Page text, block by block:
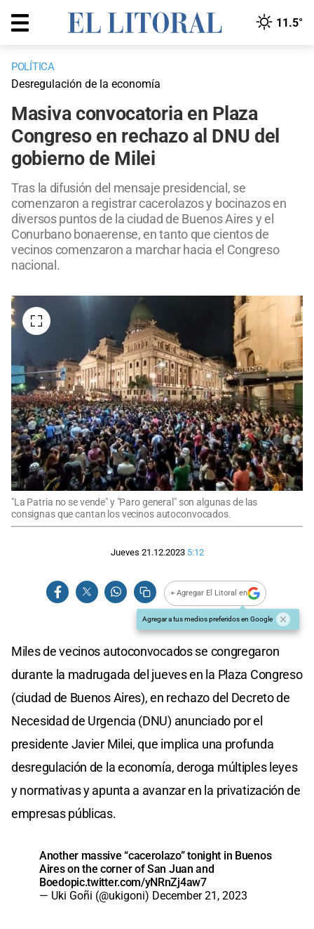
11.5°
POLÍTICA
Desregulación de la economía
Masiva convocatoria en Plaza
Congreso en rechazo al DNU del
gobierno de Milei
Tras la difusión del mensaje presidencial, se
comenzaron a registrar cacerolazos y bocinazos en
diversos puntos de la ciudad de Buenos Aires y el
Conurbano bonaerense, en tanto que cientos de
vecinos comenzaron a marchar hacia el Congreso
nacional.
"La Patria no se vende" y "Paro general" son algunas de las
consignas que cantan los vecinos autoconvocados.
Jueves 21.12.2023 5:12
+ Agregar El Litoral en
Agregar a tus medios preferidos en Google
Miles de vecinos autoconvocados se congregaron
durante la madrugada del jueves en la Plaza Congreso
(ciudad de Buenos Aires), en rechazo del Decreto de
Necesidad de Urgencia (DNU) anunciado por el
presidente Javier Milei, que implica una profunda
desregulación de la economía, deroga múltiples leyes
y normativas y apunta a avanzar en la privatización de
empresas públicas.
Another massive “cacerolazo” tonight in Buenos
Aires on the corner of San Juan and
Boedopic.twitter.com/yNRnZj4aw7
— Uki Goñi (@ukigoni) December 21, 2023